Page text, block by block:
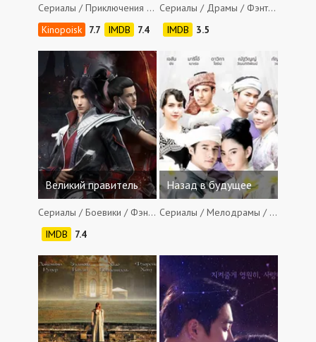
Сериалы / Приключения / Боевики / Фэнтези / Комедии / Семейные
7.7
7.4
Сериалы / Драмы / Фэнтези
3.5
Великий правитель
Сериалы / Боевики / Фэнтези
7.4
Назад в будущее
Сериалы / Мелодрамы / Фэнтези